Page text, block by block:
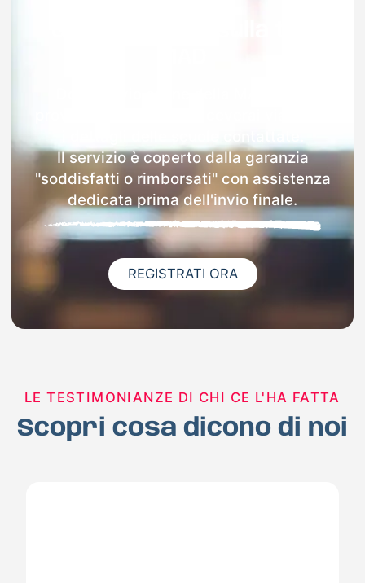
Il servizio è coperto dalla garanzia
"soddisfatti o rimborsati" con assistenza
dedicata prima dell'invio finale.
REGISTRATI ORA
LE TESTIMONIANZE DI CHI CE L'HA FATTA
Scopri cosa dicono di noi